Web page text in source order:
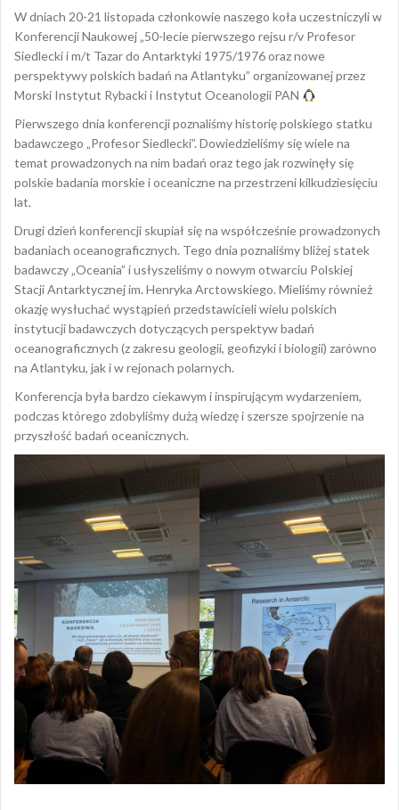
W dniach 20-21 listopada członkowie naszego koła uczestniczyli w
Konferencji Naukowej „50-lecie pierwszego rejsu r/v Profesor
Siedlecki i m/t Tazar do Antarktyki 1975/1976 oraz nowe
perspektywy polskich badań na Atlantyku” organizowanej przez
Morski Instytut Rybacki i Instytut Oceanologii PAN
Pierwszego dnia konferencji poznaliśmy historię polskiego statku
badawczego „Profesor Siedlecki”. Dowiedzieliśmy się wiele na
temat prowadzonych na nim badań oraz tego jak rozwinęły się
polskie badania morskie i oceaniczne na przestrzeni kilkudziesięciu
lat.
Drugi dzień konferencji skupiał się na współcześnie prowadzonych
badaniach oceanograficznych. Tego dnia poznaliśmy bliżej statek
badawczy „Oceania” i usłyszeliśmy o nowym otwarciu Polskiej
Stacji Antarktycznej im. Henryka Arctowskiego. Mieliśmy również
okazję wysłuchać wystąpień przedstawicieli wielu polskich
instytucji badawczych dotyczących perspektyw badań
oceanograficznych (z zakresu geologii, geofizyki i biologii) zarówno
na Atlantyku, jak i w rejonach polarnych.
Konferencja była bardzo ciekawym i inspirującym wydarzeniem,
podczas którego zdobyliśmy dużą wiedzę i szersze spojrzenie na
przyszłość badań oceanicznych.